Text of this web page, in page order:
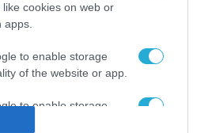
cookies on web or
apps.
to enable storage
of the website or app.
to enable storage